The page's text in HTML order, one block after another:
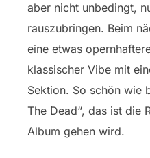
aber nicht unbedingt,
rauszubringen. Beim
eine etwas
klassischer Vibe mit
Sektion. So schön wie
The Dead“, das ist die
Album gehen wird.